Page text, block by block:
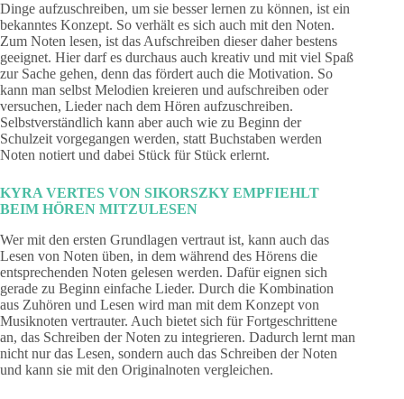
Dinge aufzuschreiben, um sie besser lernen zu können, ist ein
bekanntes Konzept. So verhält es sich auch mit den Noten.
Zum Noten lesen, ist das Aufschreiben dieser daher bestens
geeignet. Hier darf es durchaus auch kreativ und mit viel Spaß
zur Sache gehen, denn das fördert auch die Motivation. So
kann man selbst Melodien kreieren und aufschreiben oder
versuchen, Lieder nach dem Hören aufzuschreiben.
Selbstverständlich kann aber auch wie zu Beginn der
Schulzeit vorgegangen werden, statt Buchstaben werden
Noten notiert und dabei Stück für Stück erlernt.
KYRA VERTES VON SIKORSZKY EMPFIEHLT
BEIM HÖREN MITZULESEN
Wer mit den ersten Grundlagen vertraut ist, kann auch das
Lesen von Noten üben, in dem während des Hörens die
entsprechenden Noten gelesen werden. Dafür eignen sich
gerade zu Beginn einfache Lieder. Durch die Kombination
aus Zuhören und Lesen wird man mit dem Konzept von
Musiknoten vertrauter. Auch bietet sich für Fortgeschrittene
an, das Schreiben der Noten zu integrieren. Dadurch lernt man
nicht nur das Lesen, sondern auch das Schreiben der Noten
und kann sie mit den Originalnoten vergleichen.